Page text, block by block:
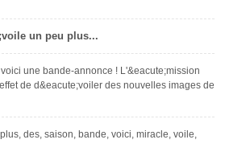
un peu plus...
une bande-annonce ! L'&eacute;mission
de d&eacute;voiler des nouvelles images de
des, saison, bande, voici, miracle, voile,